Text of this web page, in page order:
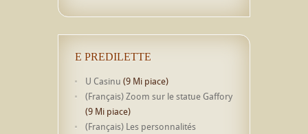
E PREDILETTE
U Casinu (9 Mi piace)
(Français) Zoom sur le statue Gaffory
(9 Mi piace)
(Français) Les personnalités